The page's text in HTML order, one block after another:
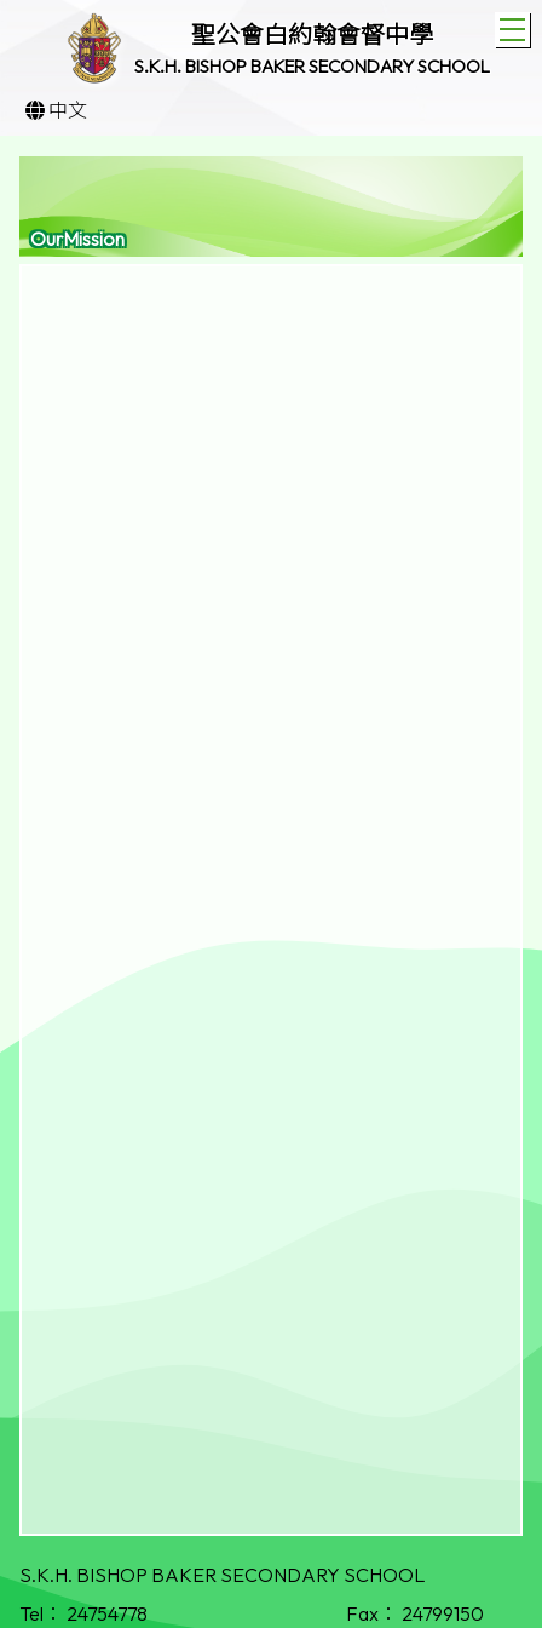
聖公會白約翰會督中學
S.K.H. BISHOP BAKER SECONDARY SCHOOL
中文
OurMission
S.K.H. BISHOP BAKER SECONDARY SCHOOL
Tel： 24754778 Fax： 24799150